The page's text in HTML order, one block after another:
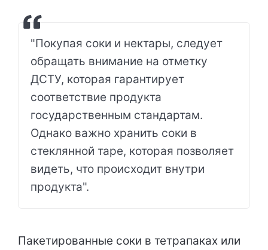
"Покупая соки и нектары, следует
обращать внимание на отметку
ДСТУ, которая гарантирует
соответствие продукта
государственным стандартам.
Однако важно хранить соки в
стеклянной таре, которая позволяет
видеть, что происходит внутри
продукта".
Пакетированные соки в тетрапаках или